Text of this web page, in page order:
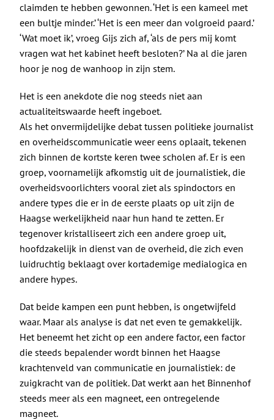
claimden te hebben gewonnen. ‘Het is een kameel met
een bultje minder.’ ‘Het is een meer dan volgroeid paard.’
‘Wat moet ik’, vroeg Gijs zich af, ‘als de pers mij komt
vragen wat het kabinet heeft besloten?’ Na al die jaren
hoor je nog de wanhoop in zijn stem.
Het is een anekdote die nog steeds niet aan
actualiteitswaarde heeft ingeboet.
Als het onvermijdelijke debat tussen politieke journalist
en overheidscommunicatie weer eens oplaait, tekenen
zich binnen de kortste keren twee scholen af. Er is een
groep, voornamelijk afkomstig uit de journalistiek, die
overheidsvoorlichters vooral ziet als spindoctors en
andere types die er in de eerste plaats op uit zijn de
Haagse werkelijkheid naar hun hand te zetten. Er
tegenover kristalliseert zich een andere groep uit,
hoofdzakelijk in dienst van de overheid, die zich even
luidruchtig beklaagt over kortademige medialogica en
andere hypes.
Dat beide kampen een punt hebben, is ongetwijfeld
waar. Maar als analyse is dat net even te gemakkelijk.
Het beneemt het zicht op een andere factor, een factor
die steeds bepalender wordt binnen het Haagse
krachtenveld van communicatie en journalistiek: de
zuigkracht van de politiek. Dat werkt aan het Binnenhof
steeds meer als een magneet, een ontregelende
magneet.